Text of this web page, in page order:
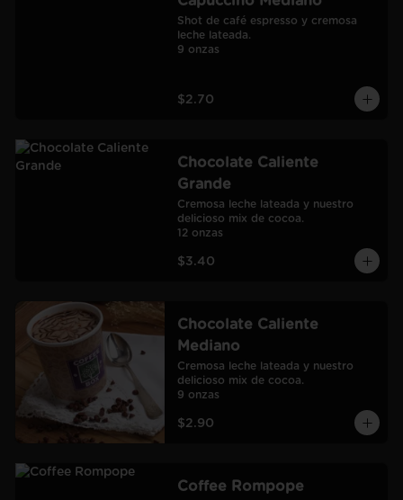
Shot de café espresso y cremosa
leche lateada.
9 onzas
$2.70
Chocolate Caliente
Grande
Cremosa leche lateada y nuestro
delicioso mix de cocoa.
12 onzas
$3.40
Chocolate Caliente
Mediano
Cremosa leche lateada y nuestro
delicioso mix de cocoa.
9 onzas
$2.90
Coffee Rompope